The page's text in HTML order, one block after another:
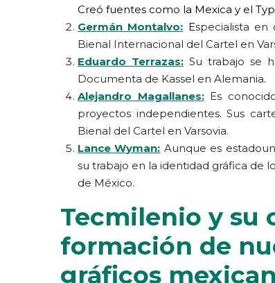
Creó fuentes como la Mexica y el
Germán Montalvo: Especialista en
Bienal Internacional del Cartel en
Eduardo Terrazas: Su trabajo se
Documenta de Kassel en Alemania.
Alejandro Magallanes:Es
proyectos independientes. Sus
Bienal del Cartel en Varsovia.
Lance Wyman: Aunque es
su trabajo en la identidad gráfica de
de México.
Tecmilenio y su
formación de
gráficos